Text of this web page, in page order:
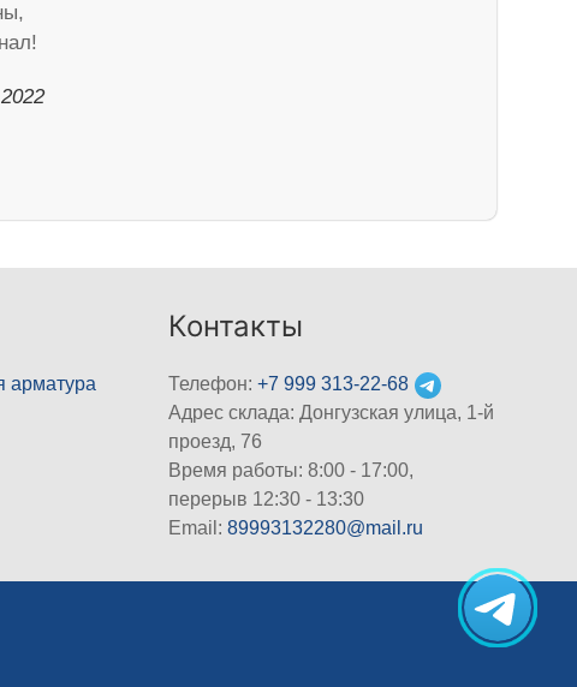
арматура
Контакты
Телефон:+7 999 313-22-68
Адрес склада: Донгузская улица, 1-й
проезд, 76
Время работы: 8:00 - 17:00,
перерыв 12:30 - 13:30
Email:89993132280@mail.ru